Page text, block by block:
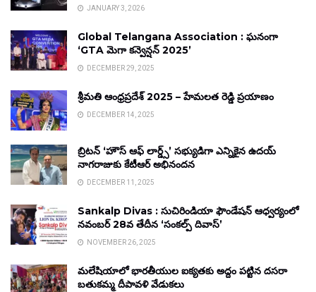
JANUARY 3, 2026
Global Telangana Association : ఘనంగా
‘GTA మెగా కన్వెన్షన్ 2025’
DECEMBER 29, 2025
శ్రీమతి ఆంధ్రప్రదేశ్ 2025 – హేమలత రెడ్డి ప్రయాణం
DECEMBER 14, 2025
బ్రిటన్ ‘హౌస్ ఆఫ్ లార్డ్స్’ సభ్యుడిగా ఎన్నికైన ఉదయ్
నాగరాజుకు కేటీఆర్ అభినందన
DECEMBER 11, 2025
Sankalp Divas : సుచిరిండియా ఫౌండేషన్ ఆధ్వర్యంలో
నవంబర్ 28వ తేదీన ‘సంకల్ప్ దివాస్’
NOVEMBER 26, 2025
మలేషియాలో భారతీయుల ఐక్యతకు అద్దం పట్టిన దసరా
బతుకమ్మ దీపావళి వేడుకలు